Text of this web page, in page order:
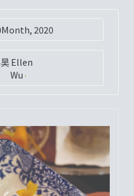
2020
Ellen
Wu